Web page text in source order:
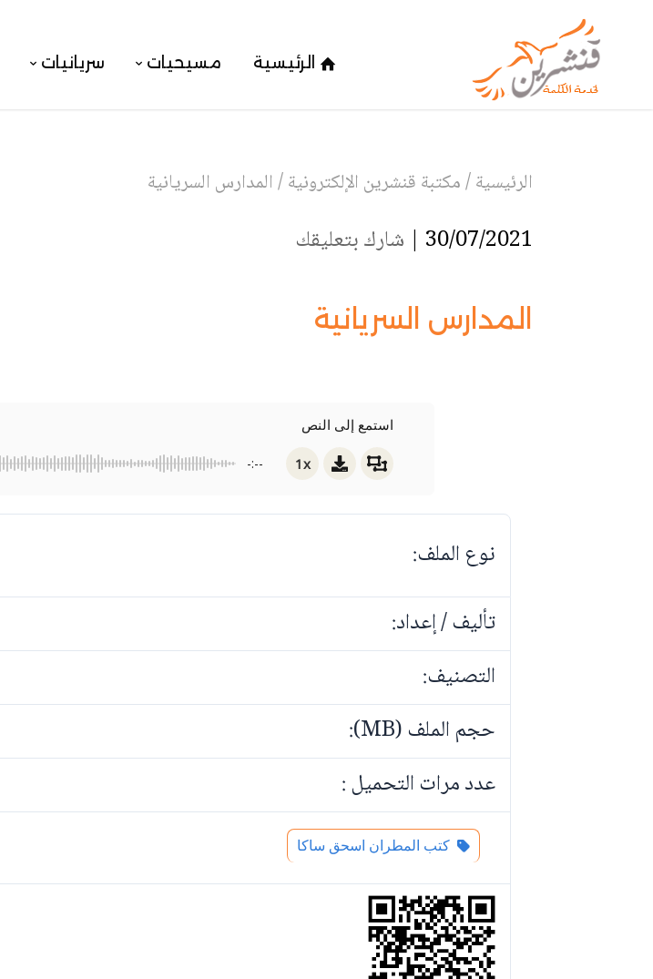
الرئيسية مسيحيات سريانيات
الرئيسية/مكتبة قنشرين الإلكترونية/المدارس السريانية
30/07/2021 | شارك بتعليقك
المدارس السريانية
استمع إلى النص
-:-- 1x
نوع الملف:
تأليف / إعداد:
التصنيف:
حجم الملف (MB):
عدد مرات التحميل :
كتب المطران اسحق ساكا